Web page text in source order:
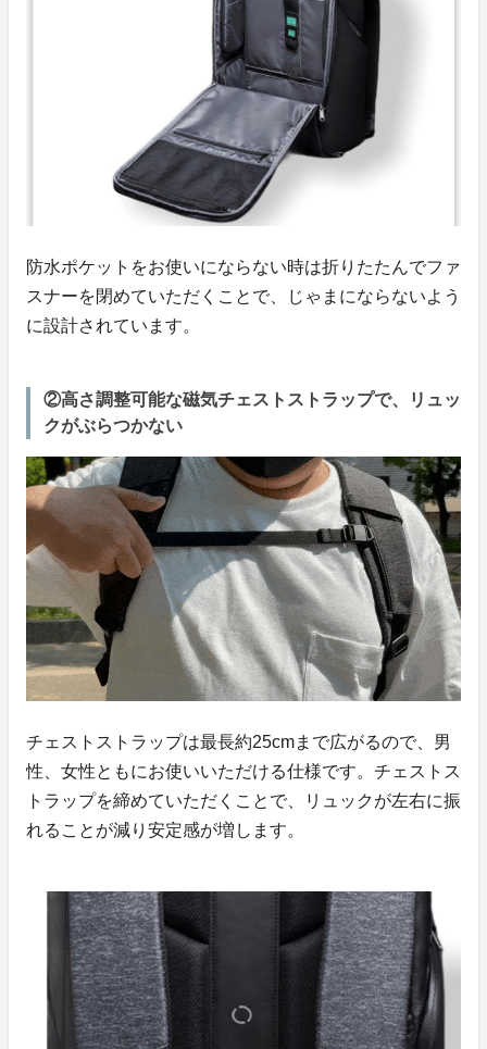
防水ポケットをお使いにならない時は折りたたんでファ
スナーを閉めていただくことで、じゃまにならないよう
に設計されています。
②高さ調整可能な磁気チェストストラップで、リュッ
クがぶらつかない
チェストストラップは最長約25cmまで広がるので、男
性、女性ともにお使いいただける仕様です。チェストス
トラップを締めていただくことで、リュックが左右に振
れることが減り安定感が増します。